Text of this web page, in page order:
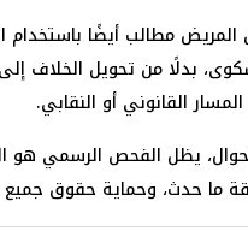
مطالب أيضًا باستخدام
بدلًا من تحويل الخلاف
القانوني أو النقابي.
يظل الفحص الرسمي هو
ما حدث، وحماية حقوق جميع